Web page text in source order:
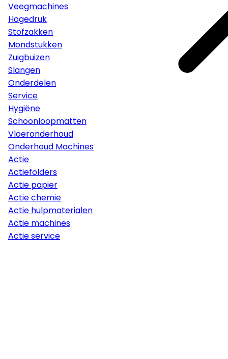
Veegmachines
Hogedruk
Stofzakken
Mondstukken
Zuigbuizen
Slangen
Onderdelen
Service
Hygiëne
Schoonloopmatten
Vloeronderhoud
Onderhoud Machines
Actie
Actiefolders
Actie papier
Actie chemie
Actie hulpmaterialen
Actie machines
Actie service